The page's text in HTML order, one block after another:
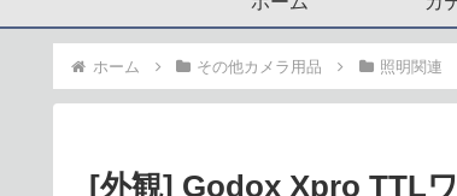
ホーム その他カメラ用品 照明関連
[外観] Godox Xpro TTL